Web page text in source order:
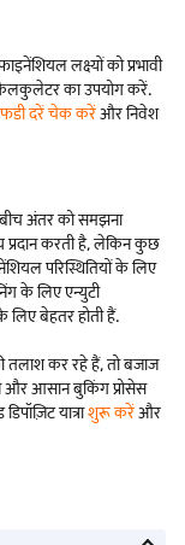
लक्ष्यों को प्रभावी
कैलकुलेटर का उपयोग करें.
दरें चेक करेंऔर निवेश
बीच अंतर को समझना
प्रदान करती है, लेकिन कुछ
परिस्थितियों के लिए
के लिए एन्युटी
लिए बेहतर होती हैं.
तलाश कर रहे हैं, तो बजाज
और आसान बुकिंग प्रोसेस
यात्राशुरू करेंऔर